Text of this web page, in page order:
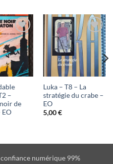
ma
–
de
EO
Ajouter
à ma
liste
Luka – T8 – La
stratégie du crabe –
EO
5,00€
numérique 99%